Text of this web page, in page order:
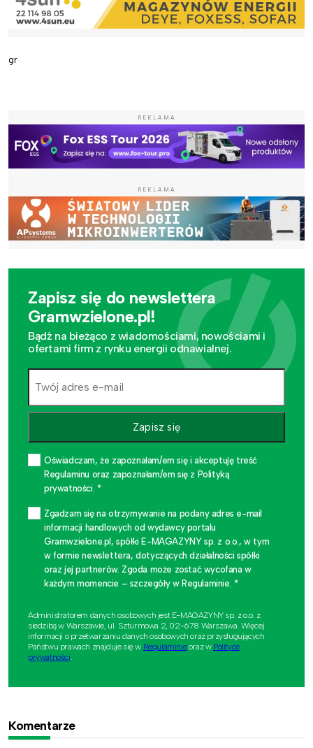
gr
REKLAMA
REKLAMA
Zapisz się do newslettera
Gramwzielone.pl!
Bądź na bieżąco z wiadomościami, nowościami i
ofertami firm z rynku energii odnawialnej.
Zapisz się
Oświadczam, że zapoznałam/em się i akceptuję treść
Regulaminu oraz zapoznałam/em się z Polityką
prywatności. *
Zgadzam się na otrzymywanie na podany adres e-mail
informacji handlowych od wydawcy portalu
Gramwzielone.pl, spółki E-MAGAZYNY sp. z o.o., w tym
w formie newslettera, dotyczących działalności spółki
oraz jej partnerów. Zgoda może zostać wycofana w
każdym momencie – szczegóły w Regulaminie. *
Administratorem danych osobowych jest E-MAGAZYNY sp. z o.o. z
siedzibą w Warszawie, ul. Szturmowa 2, 02-678 Warszawa. Więcej
informacji o przetwarzaniu danych osobowych oraz przysługujących
Państwu prawach znajduje się w Regulaminieoraz w Polityce
prywatności.
Komentarze